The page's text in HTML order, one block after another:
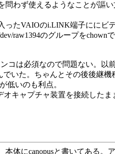
わず使えるようなことが謳い
ったVAIOのi.LINK端子ににビ
raw1394のグループをchown
コは必須なので問題ない。以
いた。ちゃんとその後後継機
低いのも利点。
キャプチャ装置を接続したま
体にcanopusと書いてある。